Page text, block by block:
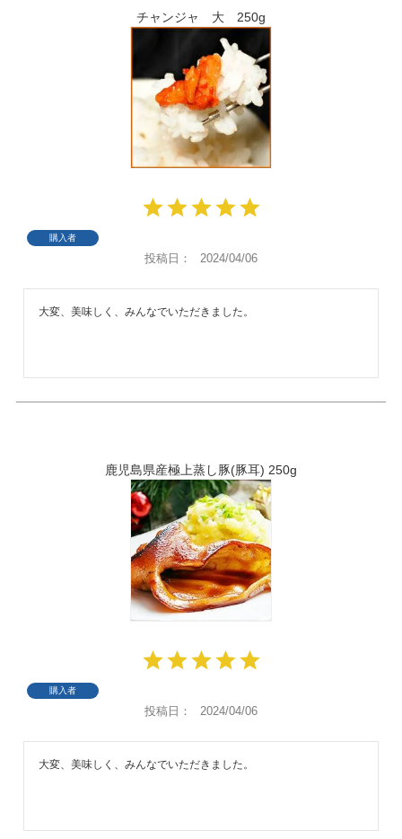
チャンジャ 大 250g
購入者
投稿日 2024/04/06
大変、美味しく、みんなでいただきました。
鹿児島県産極上蒸し豚(豚耳) 250g
購入者
投稿日 2024/04/06
大変、美味しく、みんなでいただきました。